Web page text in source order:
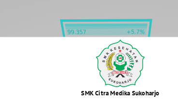
SMK Citra Medika Sukoharjo